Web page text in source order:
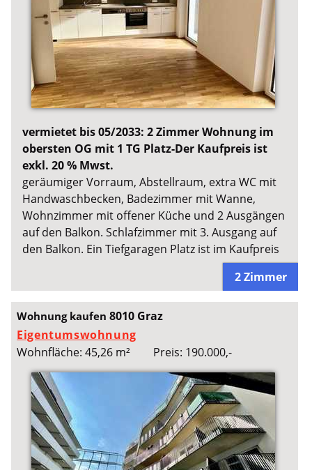
vermietet bis 05/2033: 2 Zimmer Wohnung im
obersten OG mit 1 TG Platz-Der Kaufpreis ist
exkl. 20 % Mwst.
geräumiger Vorraum, Abstellraum, extra WC mit
Handwaschbecken, Badezimmer mit Wanne,
Wohnzimmer mit offener Küche und 2 Ausgängen
auf den Balkon. Schlafzimmer mit 3. Ausgang auf
den Balkon. Ein Tiefgaragen Platz ist im Kaufpreis
2 Zimmer
Wohnung kaufen8010 Graz
Eigentumswohnung
Wohnfläche: 45,26 m²
Preis: 190.000,-